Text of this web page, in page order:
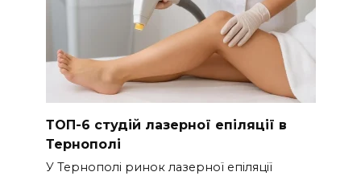
ТОП-6 студій лазерної епіляції в
Тернополі
У Тернополі ринок лазерної епіляції